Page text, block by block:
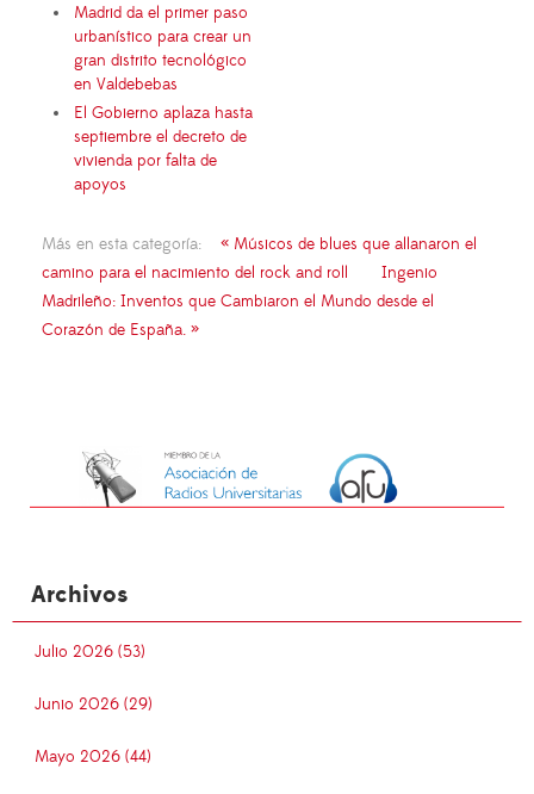
Madrid da el primer paso
urbanístico para crear un
gran distrito tecnológico
en Valdebebas
El Gobierno aplaza hasta
septiembre el decreto de
vivienda por falta de
apoyos
Más en esta categoría:
« Músicos de blues que allanaron el
camino para el nacimiento del rock and roll
Ingenio
Madrileño: Inventos que Cambiaron el Mundo desde el
Corazón de España. »
Archivos
Julio 2026 (53)
Junio 2026 (29)
Mayo 2026 (44)